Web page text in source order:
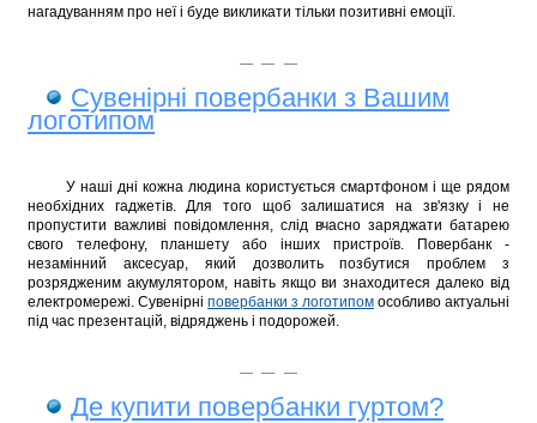
нагадуванням про неї і буде викликати тільки позитивні емоції.
Сувенірні повербанки з Вашим
логотипом
У наші дні кожна людина користується смартфоном і ще рядом
необхідних гаджетів. Для того щоб залишатися на зв'язку і не
пропустити важливі повідомлення, слід вчасно заряджати батарею
свого телефону, планшету або інших пристроїв. Повербанк -
незамінний аксесуар, який дозволить позбутися проблем з
розрядженим акумулятором, навіть якщо ви знаходитеся далеко від
електромережі. Сувенірні повербанки з логотипом особливо актуальні
під час презентацій, відряджень і подорожей.
Де купити повербанки гуртом?